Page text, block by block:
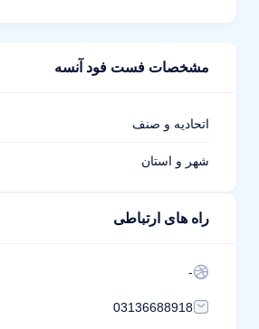
مشخصات فست فود آنسه
اتحادیه و صنف
شهر و استان
راه های ارتباطی
-
03136688918